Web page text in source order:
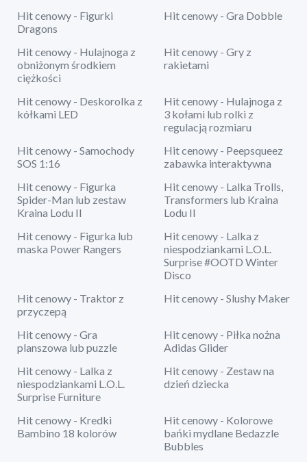
Hit cenowy - Figurki
Dragons
Hit cenowy - Gra Dobble
Hit cenowy - Hulajnoga z
obniżonym środkiem
ciężkości
Hit cenowy - Gry z
rakietami
Hit cenowy - Deskorolka z
kółkami LED
Hit cenowy - Hulajnoga z
3 kołami lub rolki z
regulacją rozmiaru
Hit cenowy - Samochody
SOS 1:16
Hit cenowy - Peepsqueez
zabawka interaktywna
Hit cenowy - Figurka
Spider-Man lub zestaw
Kraina Lodu II
Hit cenowy - Lalka Trolls,
Transformers lub Kraina
Lodu II
Hit cenowy - Figurka lub
maska Power Rangers
Hit cenowy - Lalka z
niespodziankami L.O.L.
Surprise #OOTD Winter
Disco
Hit cenowy - Traktor z
przyczepą
Hit cenowy - Slushy Maker
Hit cenowy - Gra
planszowa lub puzzle
Hit cenowy - Piłka nożna
Adidas Glider
Hit cenowy - Lalka z
niespodziankami L.O.L.
Surprise Furniture
Hit cenowy - Zestaw na
dzień dziecka
Hit cenowy - Kredki
Bambino 18 kolorów
Hit cenowy - Kolorowe
bańki mydlane Bedazzle
Bubbles